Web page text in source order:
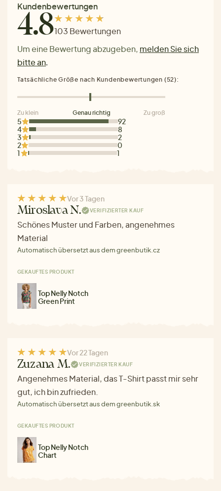
Kundenbewertungen
4.8103 Bewertungen
Um eine Bewertung abzugeben, melden Sie sich
bitte an.
5
92
4
8
3
2
2
0
1
1
Tatsächliche Größe nach Kundenbewertungen (52):
Zu klein Genau richtig Zu groß
Vor 3 Tagen
Miroslava N. VERIFIZIERTER KAUF
Schönes Muster und Farben, angenehmes
Material
Automatisch übersetzt aus dem greenbutik.cz
GEKAUFTES PRODUKT
Top Nelly Notch
Green Print
Vor 22 Tagen
Zuzana M. VERIFIZIERTER KAUF
Angenehmes Material, das T-Shirt passt mir sehr
gut, ich bin zufrieden.
Automatisch übersetzt aus dem greenbutik.sk
GEKAUFTES PRODUKT
Top Nelly Notch
Chart